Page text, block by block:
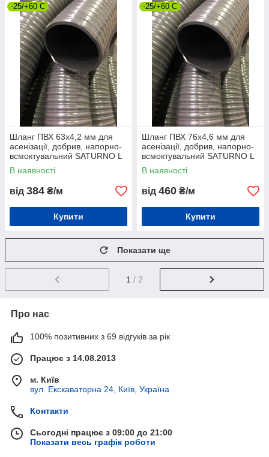
-25/+60 C
Шланг ПВХ 63х4,2 мм для
асенізації, добрив, напорно-
всмоктувальний SATURNO L
SE GRAY
В наявності
від 384 ₴/м
Купити
-25/+60 C
Шланг ПВХ 76х4,6 мм для
асенізації, добрив, напорно-
всмоктувальний SATURNO L
SE GRAY
В наявності
від 460 ₴/м
Купити
Показати ще
1 / 2
Про нас
100% позитивних з 69 відгуків за рік
Працює з 14.08.2013
м. Київ
вул. Екскаваторна 24, Київ, Україна
Контакти
Сьогодні працює з 09:00 до 21:00
Показати весь графік роботи